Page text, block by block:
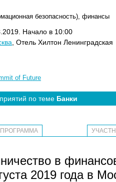
безопасность), финансы
Начало в 10:00
, Отель Хилтон Ленинградская
of Future
по теме Банки
ПРОГРАММА
в
2019 года в